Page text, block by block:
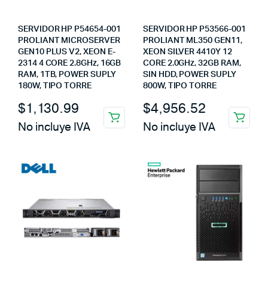
SERVIDOR HP P54654-001
PROLIANT MICROSERVER
GEN10 PLUS V2, XEON E-
2314 4 CORE 2.8GHz, 16GB
RAM, 1TB, POWER SUPLY
180W, TIPO TORRE
$1,130.99
No incluye IVA
SERVIDOR HP P53566-001
PROLIANT ML350 GEN11,
XEON SILVER 4410Y 12
CORE 2.0GHz, 32GB RAM,
SIN HDD, POWER SUPLY
800W, TIPO TORRE
$4,956.52
No incluye IVA